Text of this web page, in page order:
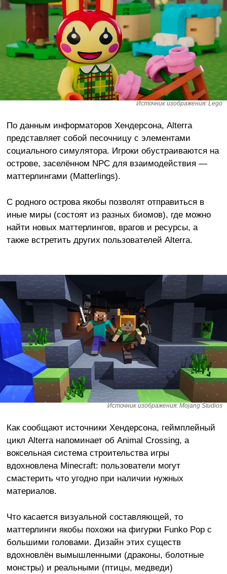
Источник изображения: Lego
По данным информаторов Хендерсона, Alterra
представляет собой песочницу с элементами
социального симулятора. Игроки обустраиваются на
острове, заселённом NPC для взаимодействия —
маттерлингами (Matterlings).
С родного острова якобы позволят отправиться в
иные миры (состоят из разных биомов), где можно
найти новых маттерлингов, врагов и ресурсы, а
также встретить других пользователей Alterra.
Источник изображения: Mojang Studios
Как сообщают источники Хендерсона, геймплейный
цикл Alterra напоминает об Animal Crossing, а
воксельная система строительства игры
вдохновлена Minecraft: пользователи могут
смастерить что угодно при наличии нужных
материалов.
Что касается визуальной составляющей, то
маттерлинги якобы похожи на фигурки Funko Pop с
большими головами. Дизайн этих существ
вдохновлён вымышленными (драконы, болотные
монстры) и реальными (птицы, медведи)